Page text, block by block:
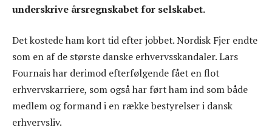
underskrive årsregnskabet for selskabet.
Det kostede ham kort tid efter jobbet. Nordisk Fjer endte
som en af de største danske erhvervsskandaler. Lars
Fournais har derimod efterfølgende fået en flot
erhvervskarriere, som også har ført ham ind som både
medlem og formand i en række bestyrelser i dansk
erhvervsliv.